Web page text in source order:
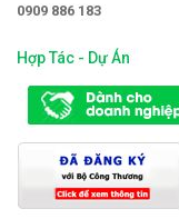
0909 886 183
Hợp Tác - Dự Án